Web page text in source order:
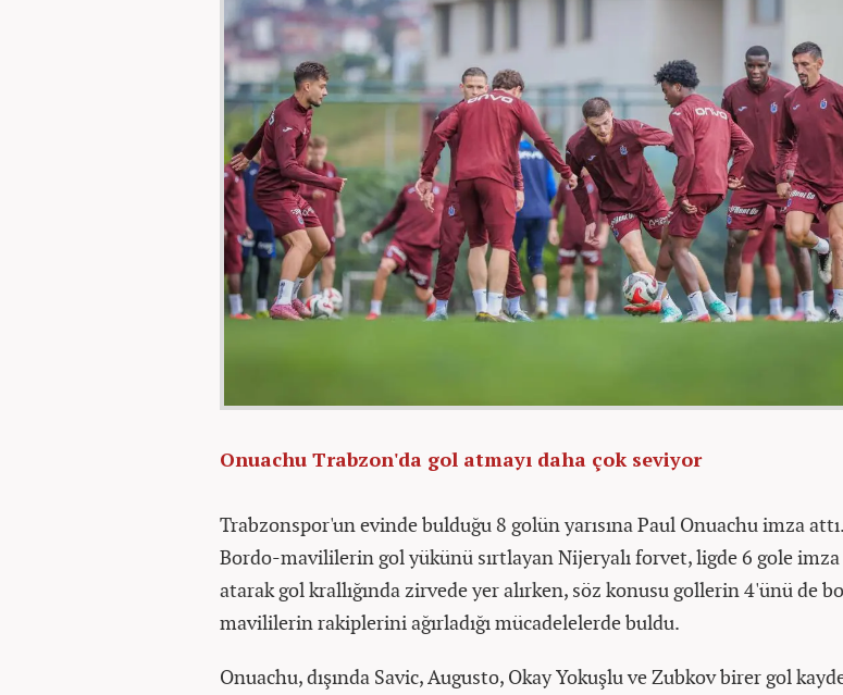
Onuachu Trabzon'da gol atmayı daha çok seviyor
Trabzonspor'un evinde bulduğu 8 golün yarısına Paul Onuachu imza attı.
Bordo-mavililerin gol yükünü sırtlayan Nijeryalı forvet, ligde 6 gole imza
atarak gol krallığında zirvede yer alırken, söz konusu gollerin 4'ünü de
mavililerin rakiplerini ağırladığı mücadelelerde buldu.
Onuachu, dışında Savic, Augusto, Okay Yokuşlu ve Zubkov birer gol